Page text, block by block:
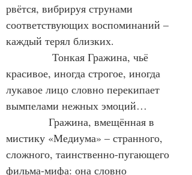
рвётся, вибрируя струнами
соответствующих воспоминаний –
каждый терял близких.
Тонкая Гражина, чьё
красивое, иногда строгое, иногда
лукавое лицо словно перекипает
вымпелами нежных эмоций…
Гражина, вмещённая в
мистику «Медиума» – странного,
сложного, таинственно-пугающего
фильма-мифа: она словно